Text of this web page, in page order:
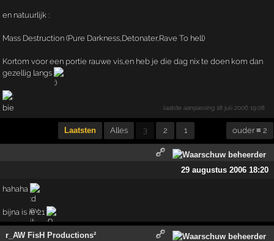
en natuurlijk :
Mass Destruction (Pure Darkness,Detonater,Rave To hell)
Kortom voor een portie rauwe vis,en heb je die dag nix te doen kom dan
gezellig langs
laatste aanpassing18 juli 2006 19:08
Laatsten Alles 3 2 1 ouder ≡ 2
29 augustus 2006 18:20
hahaha
bijna is ie 21
r_AW FisH Productions²